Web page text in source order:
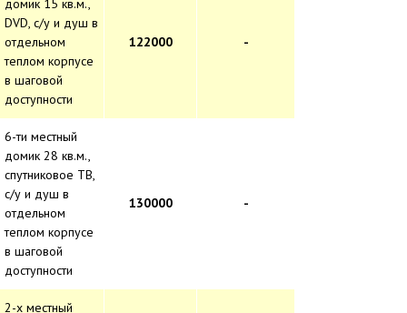
домик 15 кв.м.,
DVD, с/у и душ в
отдельном
теплом корпусе
в шаговой
доступности
122000 -
6-ти местный
домик 28 кв.м.,
спутниковое ТВ,
с/у и душ в
отдельном
теплом корпусе
в шаговой
доступности
130000 -
2-х местный